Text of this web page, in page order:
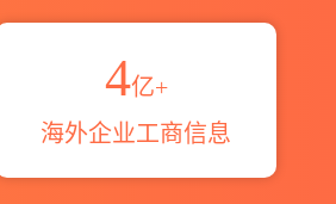
4亿+
海外企业工商信息